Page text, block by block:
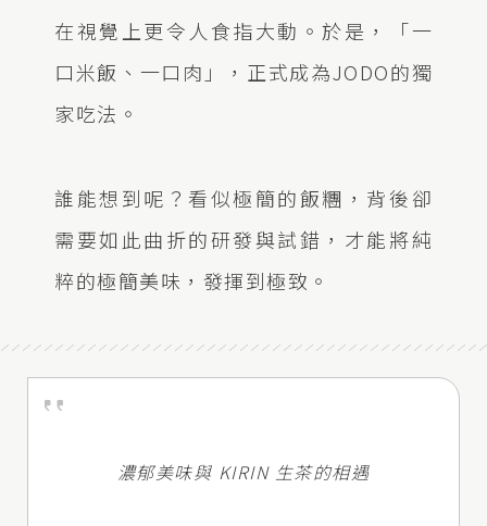
在視覺上更令人食指大動。於是，「一
口米飯、一口肉」，正式成為JODO的獨
家吃法。
誰能想到呢？看似極簡的飯糰，背後卻
需要如此曲折的研發與試錯，才能將純
粹的極簡美味，發揮到極致。
濃郁美味與 KIRIN 生茶的相遇